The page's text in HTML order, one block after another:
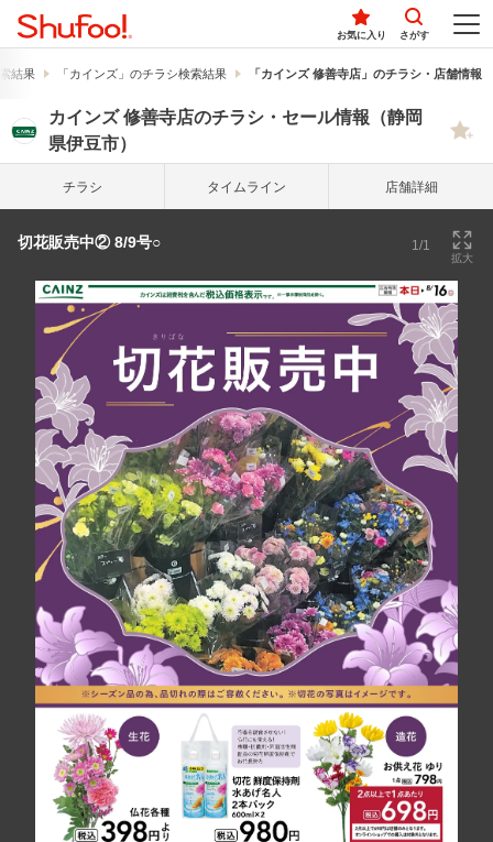
お気に入り さがす
結果 「カインズ」のチラシ検索結果 「カインズ 修善寺店」のチラシ・店舗情報
カインズ 修善寺店のチラシ・セール情報（静岡
県伊豆市）
チラシ タイム ライン 店舗詳細
切花販売中② 8/9号○ 1/1
拡大